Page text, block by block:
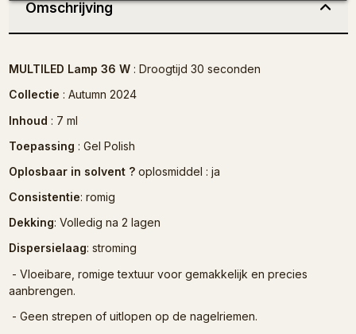
Omschrijving
MULTILED Lamp 36 W: Droogtijd 30 seconden
Collectie : Autumn 2024
Inhoud : 7 ml
Toepassing : Gel Polish
Oplosbaar in solvent ?oplosmiddel : ja
Consistentie: romig
Dekking: Volledig na 2 lagen
Dispersielaag: stroming
- Vloeibare, romige textuur voor gemakkelijk en precies
aanbrengen.
- Geen strepen of uitlopen op de nagelriemen.